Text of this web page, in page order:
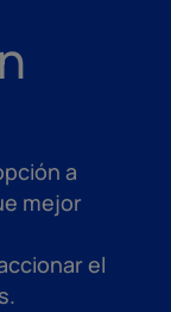
a
mejor
el